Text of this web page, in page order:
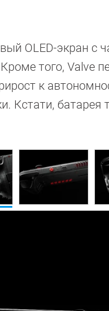
OLED-экран с
того, Valve
к
Кстати,